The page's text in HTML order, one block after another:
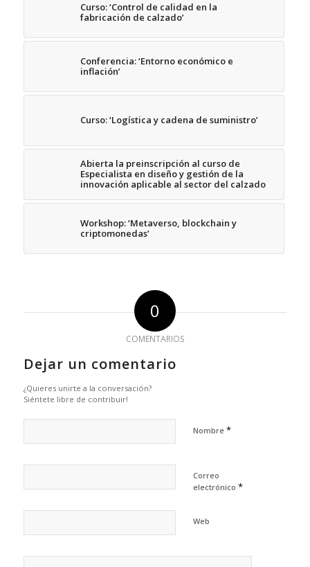
Curso: ‘Control de calidad en la
fabricación de calzado’
Conferencia: ‘Entorno económico e
inflación’
Curso: ‘Logística y cadena de suministro’
Abierta la preinscripción al curso de
Especialista en diseño y gestión de la
innovación aplicable al sector del calzado
Workshop: ‘Metaverso, blockchain y
criptomonedas’
0
COMENTARIOS
Dejar un comentario
¿Quieres unirte a la conversación?
Siéntete libre de contribuir!
Nombre *
Correo
electrónico *
Web